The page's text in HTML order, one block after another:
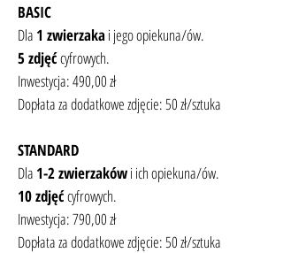
BASIC
Dla 1 zwierzakai jego opiekuna/ów.
5 zdjęćcyfrowych.
Inwestycja: 490,00 zł
Dopłata za dodatkowe zdjęcie: 50 zł/sztuka
STANDARD
Dla 1-2 zwierzakówi ich opiekuna/ów.
10 zdjęćcyfrowych.
Inwestycja: 790,00 zł
Dopłata za dodatkowe zdjęcie: 50 zł/sztuka